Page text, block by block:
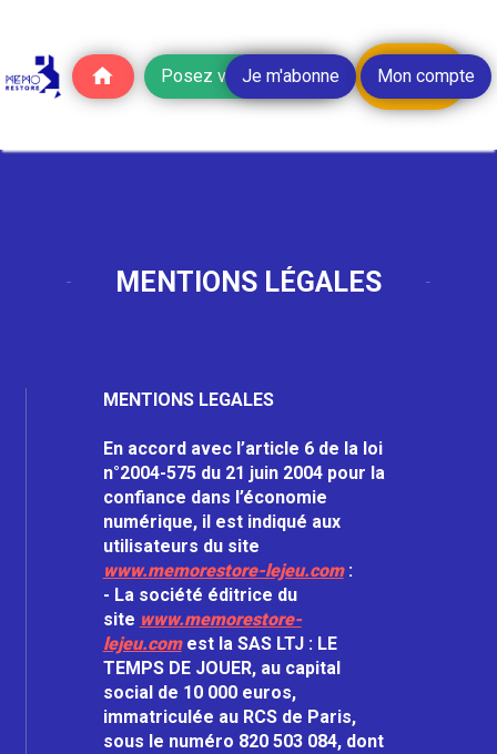
Posez vos questions JOUER
Je m'abonne Mon compte
MENTIONS LÉGALES
MENTIONS LEGALES
En accord avec l’article 6 de la loi
n°2004-575 du 21 juin 2004 pour la
confiance dans l’économie
numérique, il est indiqué aux
utilisateurs du site
www.memorestore-lejeu.com:
- La société éditrice du
site www.memorestore-
lejeu.comest la SAS LTJ : LE
TEMPS DE JOUER, au capital
social de 10 000 euros,
immatriculée au RCS de Paris,
sous le numéro 820 503 084, dont